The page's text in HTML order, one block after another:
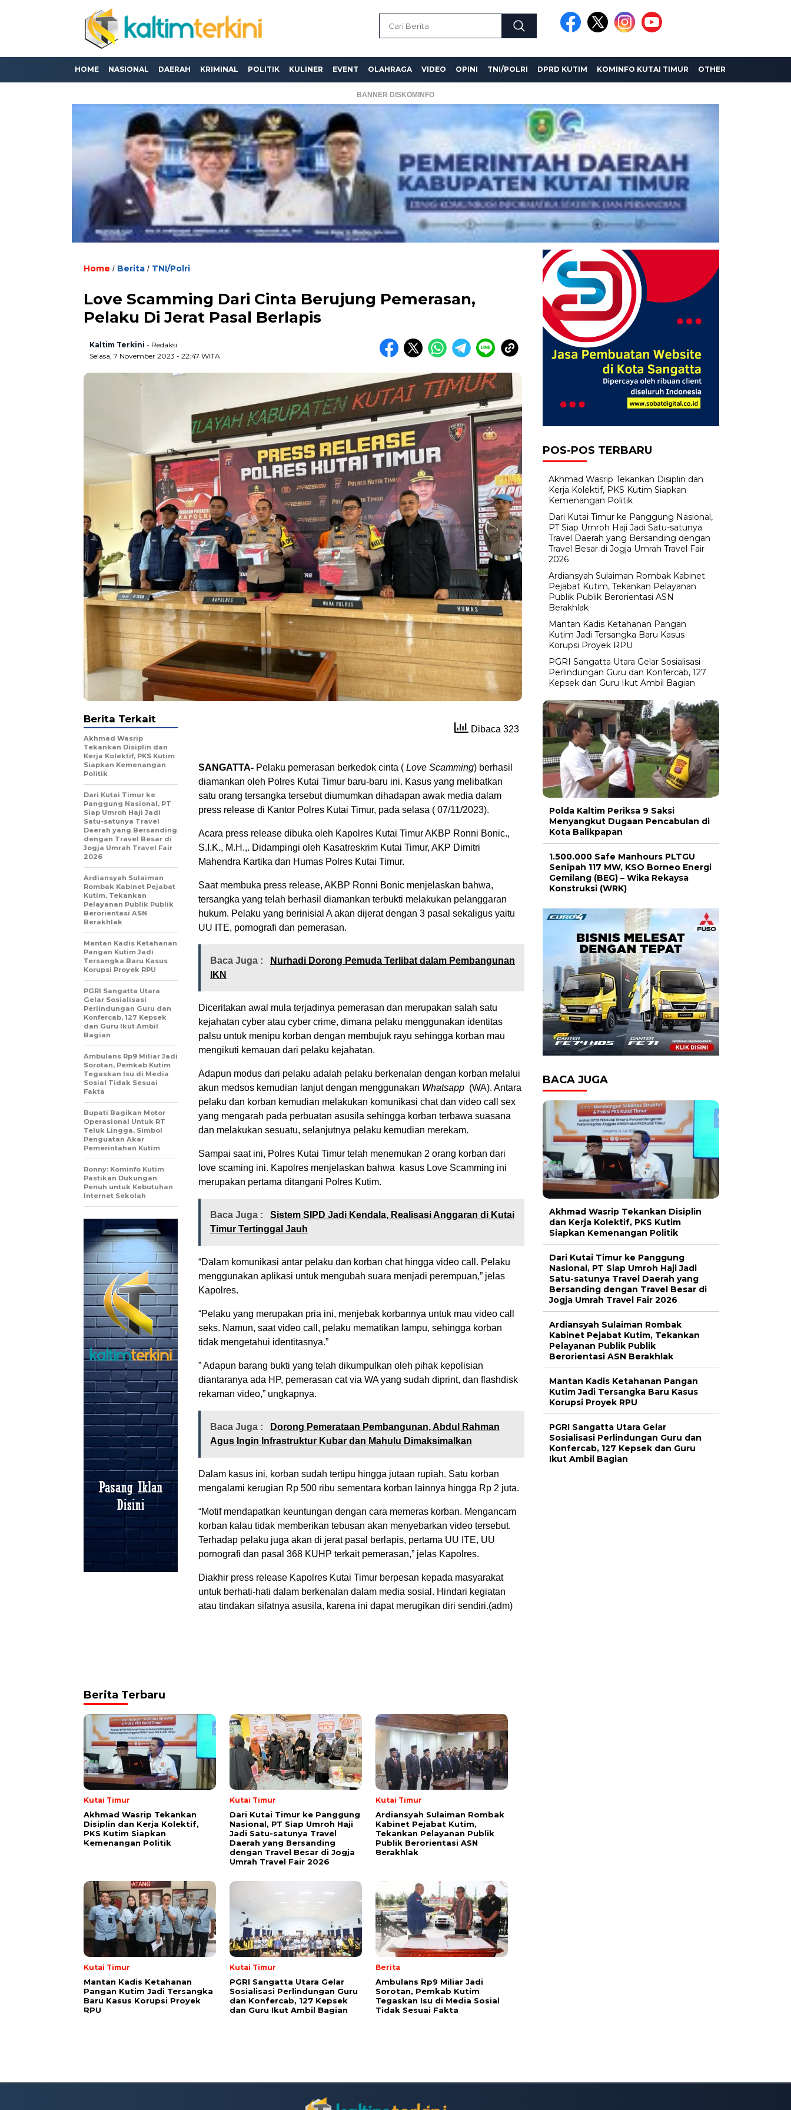
HOME NASIONAL DAERAH KRIMINAL POLITIK KULINER EVENT OLAHRAGA VIDEO OPINI TNI/POLRI DPRD KUTIM KOMINFO KUTAI TIMUR OTHER
BANNER DISKOMINFO
Home / Berita / TNI/Polri
Love Scamming Dari Cinta Berujung Pemerasan,
Pelaku Di Jerat Pasal Berlapis
Kaltim Terkini - Redaksi
Selasa, 7 November 2023 - 22:47 WITA
Dibaca 323
SANGATTA- Pelaku pemerasan berkedok cinta ( Love Scamming) berhasil
diamankan oleh Polres Kutai Timur baru-baru ini. Kasus yang melibatkan
satu orang tersangka tersebut diumumkan dihadapan awak media dalam
press release di Kantor Polres Kutai Timur, pada selasa ( 07/11/2023).
Acara press release dibuka oleh Kapolres Kutai Timur AKBP Ronni Bonic.,
S.I.K., M.H.,. Didampingi oleh Kasatreskrim Kutai Timur, AKP Dimitri
Mahendra Kartika dan Humas Polres Kutai Timur.
Saat membuka press release, AKBP Ronni Bonic menjelaskan bahwa,
tersangka yang telah berhasil diamankan terbukti melakukan pelanggaran
hukum. Pelaku yang berinisial A akan dijerat dengan 3 pasal sekaligus yaitu
UU ITE, pornografi dan pemerasan.
Baca Juga :
Nurhadi Dorong Pemuda Terlibat dalam Pembangunan
IKN
Diceritakan awal mula terjadinya pemerasan dan merupakan salah satu
kejahatan cyber atau cyber crime, dimana pelaku menggunakan identitas
palsu untuk menipu korban dengan membujuk rayu sehingga korban mau
mengikuti kemauan dari pelaku kejahatan.
Adapun modus dari pelaku adalah pelaku berkenalan dengan korban melalui
akun medsos kemudian lanjut dengan menggunakan Whatsapp (WA). Antara
pelaku dan korban kemudian melakukan komunikasi chat dan video call sex
yang mengarah pada perbuatan asusila sehingga korban terbawa suasana
dan melakukan sesuatu, selanjutnya pelaku kemudian merekam.
Sampai saat ini, Polres Kutai Timur telah menemukan 2 orang korban dari
love scaming ini. Kapolres menjelaskan bahwa kasus Love Scamming ini
merupakan pertama ditangani Polres Kutim.
Baca Juga :
Sistem SIPD Jadi Kendala, Realisasi Anggaran di Kutai
Timur Tertinggal Jauh
“Dalam komunikasi antar pelaku dan korban chat hingga video call. Pelaku
menggunakan aplikasi untuk mengubah suara menjadi perempuan,” jelas
Kapolres.
“Pelaku yang merupakan pria ini, menjebak korbannya untuk mau video call
seks. Namun, saat video call, pelaku mematikan lampu, sehingga korban
tidak mengetahui identitasnya.”
” Adapun barang bukti yang telah dikumpulkan oleh pihak kepolisian
diantaranya ada HP, pemerasan cat via WA yang sudah diprint, dan flashdisk
rekaman video,” ungkapnya.
Baca Juga :
Dorong Pemerataan Pembangunan, Abdul Rahman
Agus Ingin Infrastruktur Kubar dan Mahulu Dimaksimalkan
Dalam kasus ini, korban sudah tertipu hingga jutaan rupiah. Satu korban
mengalami kerugian Rp 500 ribu sementara korban lainnya hingga Rp 2 juta.
“Motif mendapatkan keuntungan dengan cara memeras korban. Mengancam
korban kalau tidak memberikan tebusan akan menyebarkan video tersebut.
Terhadap pelaku juga akan di jerat pasal berlapis, pertama UU ITE, UU
pornografi dan pasal 368 KUHP terkait pemerasan,” jelas Kapolres.
Diakhir press release Kapolres Kutai Timur berpesan kepada masyarakat
untuk berhati-hati dalam berkenalan dalam media sosial. Hindari kegiatan
atau tindakan sifatnya asusila, karena ini dapat merugikan diri sendiri.(adm)
Berita Terkait
Akhmad Wasrip
Tekankan Disiplin dan
Kerja Kolektif, PKS Kutim
Siapkan Kemenangan
Politik
Dari Kutai Timur ke
Panggung Nasional, PT
Siap Umroh Haji Jadi
Satu-satunya Travel
Daerah yang Bersanding
dengan Travel Besar di
Jogja Umrah Travel Fair
2026
Ardiansyah Sulaiman
Rombak Kabinet Pejabat
Kutim, Tekankan
Pelayanan Publik Publik
Berorientasi ASN
Berakhlak
Mantan Kadis Ketahanan
Pangan Kutim Jadi
Tersangka Baru Kasus
Korupsi Proyek RPU
PGRI Sangatta Utara
Gelar Sosialisasi
Perlindungan Guru dan
Konfercab, 127 Kepsek
dan Guru Ikut Ambil
Bagian
Ambulans Rp9 Miliar Jadi
Sorotan, Pemkab Kutim
Tegaskan Isu di Media
Sosial Tidak Sesuai
Fakta
Bupati Bagikan Motor
Operasional Untuk RT
Teluk Lingga, Simbol
Penguatan Akar
Pemerintahan Kutim
Ronny: Kominfo Kutim
Pastikan Dukungan
Penuh untuk Kebutuhan
Internet Sekolah
Berita Terbaru
Kutai Timur
Akhmad Wasrip Tekankan
Disiplin dan Kerja Kolektif,
PKS Kutim Siapkan
Kemenangan Politik
Kutai Timur
Dari Kutai Timur ke Panggung
Nasional, PT Siap Umroh Haji
Jadi Satu-satunya Travel
Daerah yang Bersanding
dengan Travel Besar di Jogja
Umrah Travel Fair 2026
Kutai Timur
Ardiansyah Sulaiman Rombak
Kabinet Pejabat Kutim,
Tekankan Pelayanan Publik
Publik Berorientasi ASN
Berakhlak
Kutai Timur
Mantan Kadis Ketahanan
Pangan Kutim Jadi Tersangka
Baru Kasus Korupsi Proyek
RPU
Kutai Timur
PGRI Sangatta Utara Gelar
Sosialisasi Perlindungan Guru
dan Konfercab, 127 Kepsek
dan Guru Ikut Ambil Bagian
Berita
Ambulans Rp9 Miliar Jadi
Sorotan, Pemkab Kutim
Tegaskan Isu di Media Sosial
Tidak Sesuai Fakta
POS-POS TERBARU
Akhmad Wasrip Tekankan Disiplin dan
Kerja Kolektif, PKS Kutim Siapkan
Kemenangan Politik
Dari Kutai Timur ke Panggung Nasional,
PT Siap Umroh Haji Jadi Satu-satunya
Travel Daerah yang Bersanding dengan
Travel Besar di Jogja Umrah Travel Fair
2026
Ardiansyah Sulaiman Rombak Kabinet
Pejabat Kutim, Tekankan Pelayanan
Publik Publik Berorientasi ASN
Berakhlak
Mantan Kadis Ketahanan Pangan
Kutim Jadi Tersangka Baru Kasus
Korupsi Proyek RPU
PGRI Sangatta Utara Gelar Sosialisasi
Perlindungan Guru dan Konfercab, 127
Kepsek dan Guru Ikut Ambil Bagian
Polda Kaltim Periksa 9 Saksi
Menyangkut Dugaan Pencabulan di
Kota Balikpapan
1.500.000 Safe Manhours PLTGU
Senipah 117 MW, KSO Borneo Energi
Gemilang (BEG) – Wika Rekaysa
Konstruksi (WRK)
BACA JUGA
Akhmad Wasrip Tekankan Disiplin
dan Kerja Kolektif, PKS Kutim
Siapkan Kemenangan Politik
Dari Kutai Timur ke Panggung
Nasional, PT Siap Umroh Haji Jadi
Satu-satunya Travel Daerah yang
Bersanding dengan Travel Besar di
Jogja Umrah Travel Fair 2026
Ardiansyah Sulaiman Rombak
Kabinet Pejabat Kutim, Tekankan
Pelayanan Publik Publik
Berorientasi ASN Berakhlak
Mantan Kadis Ketahanan Pangan
Kutim Jadi Tersangka Baru Kasus
Korupsi Proyek RPU
PGRI Sangatta Utara Gelar
Sosialisasi Perlindungan Guru dan
Konfercab, 127 Kepsek dan Guru
Ikut Ambil Bagian